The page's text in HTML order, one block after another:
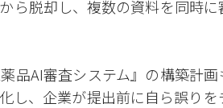
ら脱却し、複数の資料を同時
品AI審査システム』の構築計
し、企業が提出前に自ら誤り